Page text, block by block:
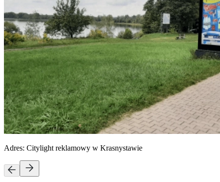
Adres: Citylight reklamowy w Krasnystawie